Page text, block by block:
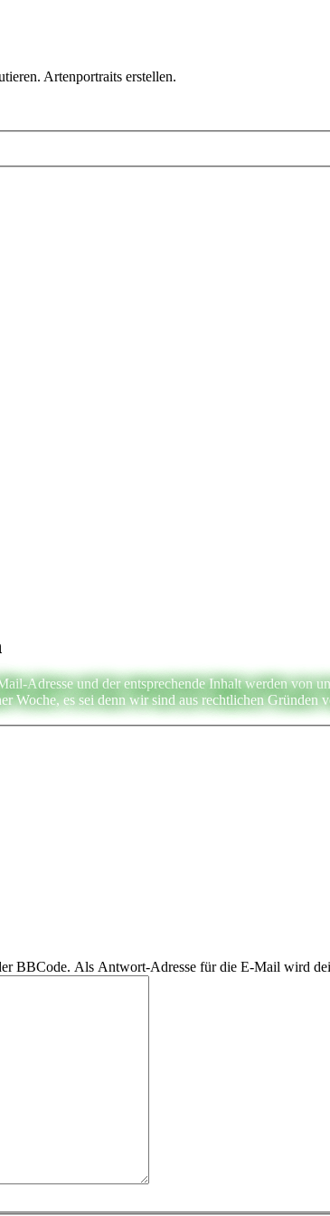
Artenportraits erstellen.
Adresse und der entsprechende Inhalt werden von
Woche, es sei denn wir sind aus rechtlichen
BBCode. Als Antwort-Adresse für die E-Mail wird